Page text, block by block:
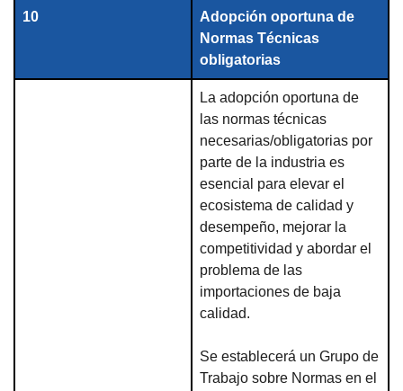
10
Adopción oportuna de
Normas Técnicas
obligatorias
La adopción oportuna de
las normas técnicas
necesarias/obligatorias por
parte de la industria es
esencial para elevar el
ecosistema de calidad y
desempeño, mejorar la
competitividad y abordar el
problema de las
importaciones de baja
calidad.
Se establecerá un Grupo de
Trabajo sobre Normas en el